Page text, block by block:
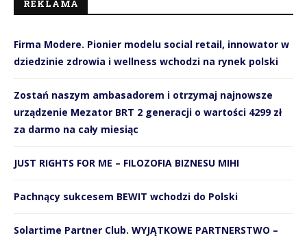
REKLAMA
Firma Modere. Pionier modelu social retail, innowator w
dziedzinie zdrowia i wellness wchodzi na rynek polski
Zostań naszym ambasadorem i otrzymaj najnowsze
urządzenie Mezator BRT 2 generacji o wartości 4299 zł
za darmo na cały miesiąc
JUST RIGHTS FOR ME – FILOZOFIA BIZNESU MIHI
Pachnący sukcesem BEWIT wchodzi do Polski
Solartime Partner Club. WYJĄTKOWE PARTNERSTWO –